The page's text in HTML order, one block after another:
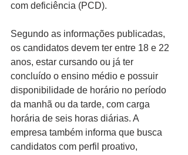
com deficiência (PCD).
Segundo as informações publicadas,
os candidatos devem ter entre 18 e 22
anos, estar cursando ou já ter
concluído o ensino médio e possuir
disponibilidade de horário no período
da manhã ou da tarde, com carga
horária de seis horas diárias. A
empresa também informa que busca
candidatos com perfil proativo,